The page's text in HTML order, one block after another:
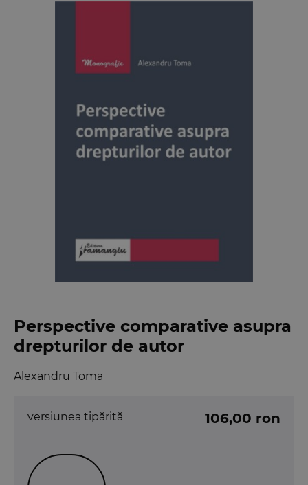
Perspective comparative asupra
drepturilor de autor
Alexandru Toma
versiunea tipărită 106,00 ron